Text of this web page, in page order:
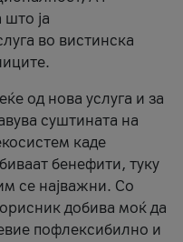
што ја
во вистинска
од нова услуга и за
суштината на
каде
бенефити, туку
се најважни. Со
добива моќ да
пофлексибилно и